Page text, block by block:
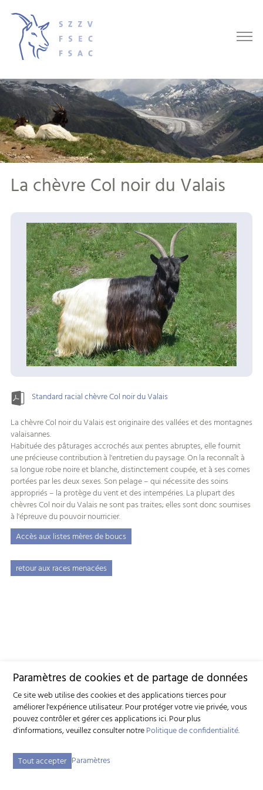
La chèvre Col noir du Valais
Standard racial chèvre Col noir du Valais
La chèvre Col noir du Valais est originaire des vallées et des montagnes
valaisannes.
Habituée des pâturages accrochés aux pentes abruptes, elle fournit
une précieuse contribution à l'entretien du paysage. On la reconnaît à
sa longue robe noire et blanche, distinctement coupée, et à ses cornes
portées par les deux sexes. Son pelage – qui nécessite des soins
appropriés – la protège du vent et des intempéries. La plupart des
chèvres Col noir du Valais ne sont pas traites; elles sont donc soumises
à l'épreuve du pouvoir nourricier.
Accès aux listes mères de boucs
retour aux races menacées
Paramètres de cookies et de partage de données
Ce site web utilise des cookies et des applications tierces pour
améliorer l'expérience utilisateur. Pour protéger votre vie privée, vous
pouvez contrôler et gérer ces applications ici.Pour plus
d'informations, veuillez consulter notrePolitique de confidentialité.
Tout accepter Paramètres